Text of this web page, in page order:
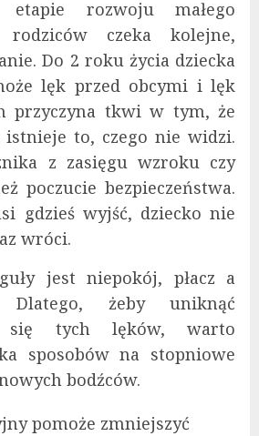
rozwoju małego
rodziców czeka kolejne,
Do 2 roku życia dziecka
lęk przed obcymi i lęk
przyczyna tkwi w tym, że
istnieje to, czego nie widzi.
z zasięgu wzroku czy
poczucie bezpieczeństwa.
gdzieś wyjść, dziecko nie
wróci.
jest niepokój, płacz a
żeby uniknąć
się tych lęków, warto
sposobów na stopniowe
bodźców.
pomoże zmniejszyć